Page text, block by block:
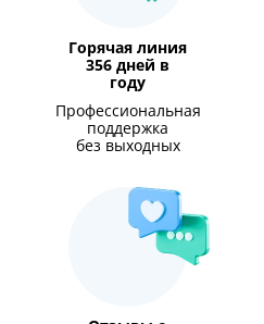
Горячая линия
356 дней в
году
Профессиональная
поддержка
без выходных